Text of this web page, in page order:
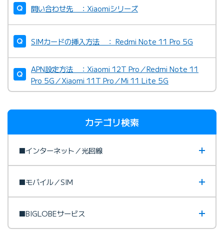
問い合わせ先 ：Xiaomiシリーズ
SIMカードの挿入方法 ： Redmi Note 11 Pro 5G
APN設定方法 ：Xiaomi 12T Pro／Redmi Note 11
Pro 5G／Xiaomi 11T Pro／Mi 11 Lite 5G
カテゴリ検索
■インターネット／光回線
■モバイル／SIM
■BIGLOBEサービス